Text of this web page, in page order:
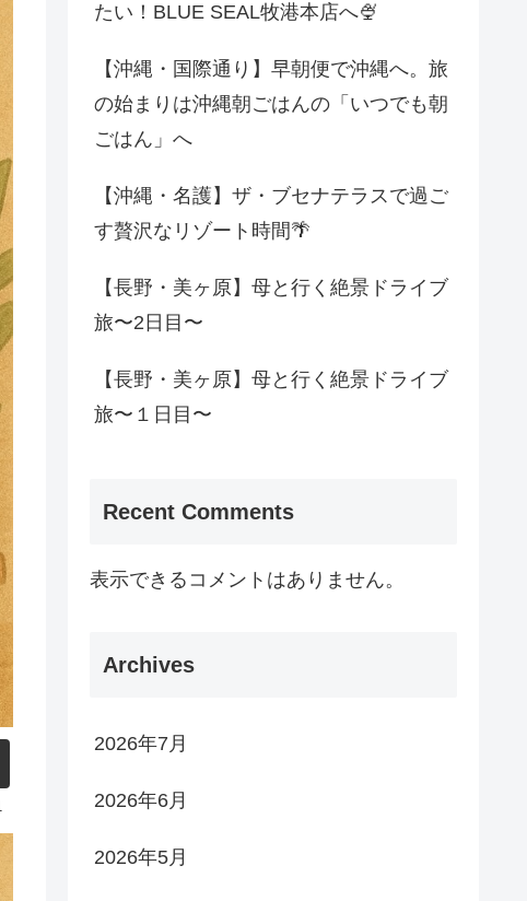
たい！BLUE SEAL牧港本店へ🍨
【沖縄・国際通り】早朝便で沖縄へ。旅
の始まりは沖縄朝ごはんの「いつでも朝
ごはん」へ
【沖縄・名護】ザ・ブセナテラスで過ご
す贅沢なリゾート時間🌴
【長野・美ヶ原】母と行く絶景ドライブ
旅〜2日目〜
【長野・美ヶ原】母と行く絶景ドライブ
旅〜１日目〜
Recent Comments
表示できるコメントはありません。
Archives
2026年7月
2026年6月
2026年5月